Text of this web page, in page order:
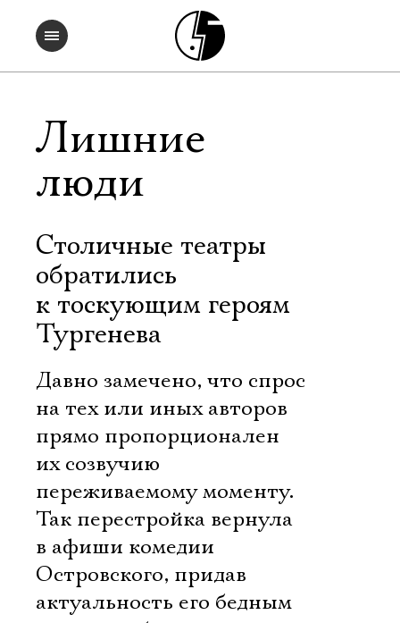
Лишние
люди
Столичные театры
обратились
к тоскующим героям
Тургенева
Давно замечено, что спрос
на тех или иных авторов
прямо пропорционален
их созвучию
переживаемому моменту.
Так перестройка вернула
в афиши комедии
Островского, придав
актуальность его бедным